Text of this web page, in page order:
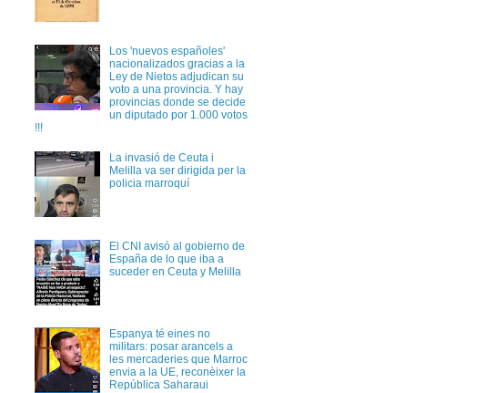
Los 'nuevos españoles'
nacionalizados gracias a la
Ley de Nietos adjudican su
voto a una provincia. Y hay
provincias donde se decide
un diputado por 1.000 votos
!!!
La invasió de Ceuta i
Melilla va ser dirigida per la
policia marroquí
El CNI avisó al gobierno de
España de lo que iba a
suceder en Ceuta y Melilla
Espanya té eines no
militars: posar arancels a
les mercaderies que Marroc
envia a la UE, reconèixer la
República Saharaui